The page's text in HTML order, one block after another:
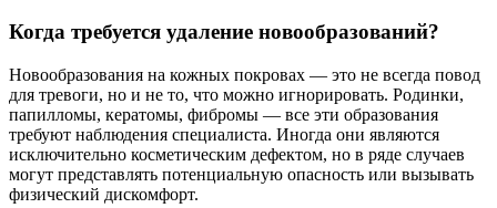
Когда требуется удаление новообразований?
Новообразования на кожных покровах — это не всегда повод
для тревоги, но и не то, что можно игнорировать. Родинки,
папилломы, кератомы, фибромы — все эти образования
требуют наблюдения специалиста. Иногда они являются
исключительно косметическим дефектом, но в ряде случаев
могут представлять потенциальную опасность или вызывать
физический дискомфорт.